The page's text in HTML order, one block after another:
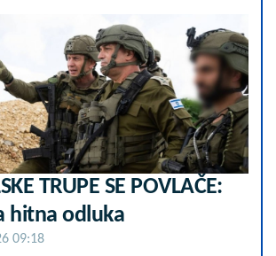
TRUPE SE POVLAČE:
hitna odluka
09:18